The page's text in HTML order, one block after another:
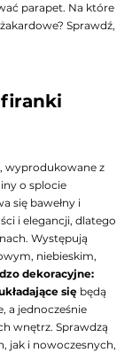
parapet. Na które
Sprawdź,
wyprodukowane z
o splocie
się bawełny i
i elegancji, dlatego
Występują
niebieskim,
dekoracyjne:
się będą
a jednocześnie
wnętrz. Sprawdzą
jak i nowoczesnych,